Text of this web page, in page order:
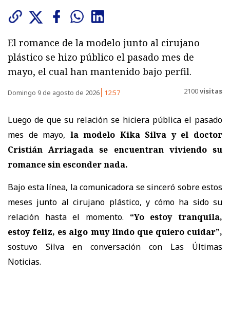
El romance de la modelo junto al cirujano
plástico se hizo público el pasado mes de
mayo, el cual han mantenido bajo perfil.
Domingo 9 de agosto de 2026 12:57 2100visitas
Luego de que su relación se hiciera pública el pasado
mes de mayo, la modelo Kika Silva y el doctor
Cristián Arriagada se encuentran viviendo su
romance sin esconder nada.
Bajo esta línea, la comunicadora se sinceró sobre estos
meses junto al cirujano plástico, y cómo ha sido su
relación hasta el momento. “Yo estoy tranquila,
estoy feliz, es algo muy lindo que quiero cuidar”,
sostuvo Silva en conversación con Las Últimas
Noticias.